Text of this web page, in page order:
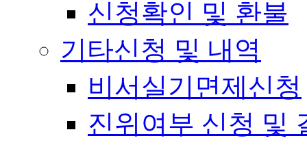
신청확인 및 환불
기타신청 및 내역
비서실기면제신청
진위여부 신청 및